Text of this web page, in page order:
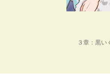
３章：黒い